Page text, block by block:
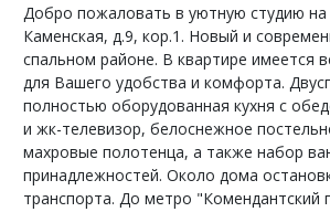
Добро пожаловать в уютную студию на
Каменская, д.9, кор.1. Новый и
спальном районе. В квартире имеется
для Вашего удобства и комфорта.
полностью оборудованная кухня с
и жк-телевизор, белоснежное
махровые полотенца, а также набор
принадлежностей. Около дома
транспорта. До метро "Комендантский